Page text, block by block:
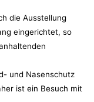
die Ausstellung
eingerichtet, so
und Nasenschutz
ist ein Besuch mit